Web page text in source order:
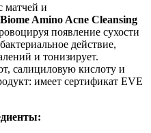
матчей и
Amino Acne Cleansing
появление сухости
действие,
и тонизирует.
салициловую кислоту и
имеет сертификат EVE